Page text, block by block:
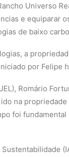
Universo
e equiparar
de baixo
a
por Felipe
Romário
na
foi fundamental